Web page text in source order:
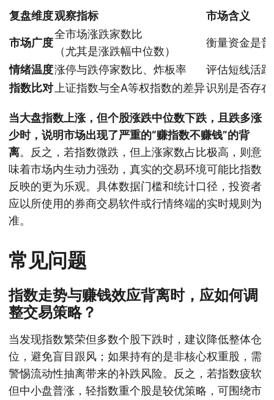
复盘维度观察指标 市场含义
市场广度
全市场涨跌家数比
（尤其是涨跌幅中位数）
衡量资金是
情绪温度涨停与跌停家数比、炸板率
评估短线活
指数比对 上证指数与全A等权指数的差异识别是否存
当大盘指数上涨，但个股涨跌中位数下跌，且跌多涨
少时，说明市场出现了严重的“赚指数不赚钱”的背
离。反之，若指数微跌，但上涨家数占比极高，则意
味着市场内生动力强劲，真实的交易环境可能比指数
反映的更为乐观。具体数据门槛和统计口径，投资者
应以所使用的券商交易软件或行情终端的实时规则为
准。
常见问题
指数走势与赚钱效应背离时，应如何调
整交易策略？
当发现指数繁荣但多数个股下跌时，建议降低整体仓
位，避免盲目跟风；如果持有的是非核心权重股，需
警惕流动性抽离带来的补跌风险。反之，若指数疲软
但中小盘普涨，轻指数重个股是较优策略，可围绕市